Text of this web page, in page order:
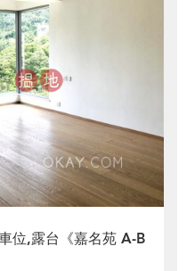
位,露台《嘉名苑 A-B